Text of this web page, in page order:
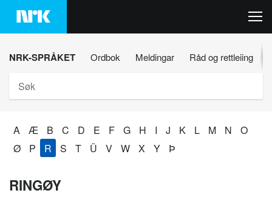
Hopp
innhaldet
NRK-SPRÅKET Ordbok Meldingar Råd og rettleiing
A Æ B C D E F G H I J K L M N
O
Ø
P R S T Ü V W X Y Þ
RINGØY